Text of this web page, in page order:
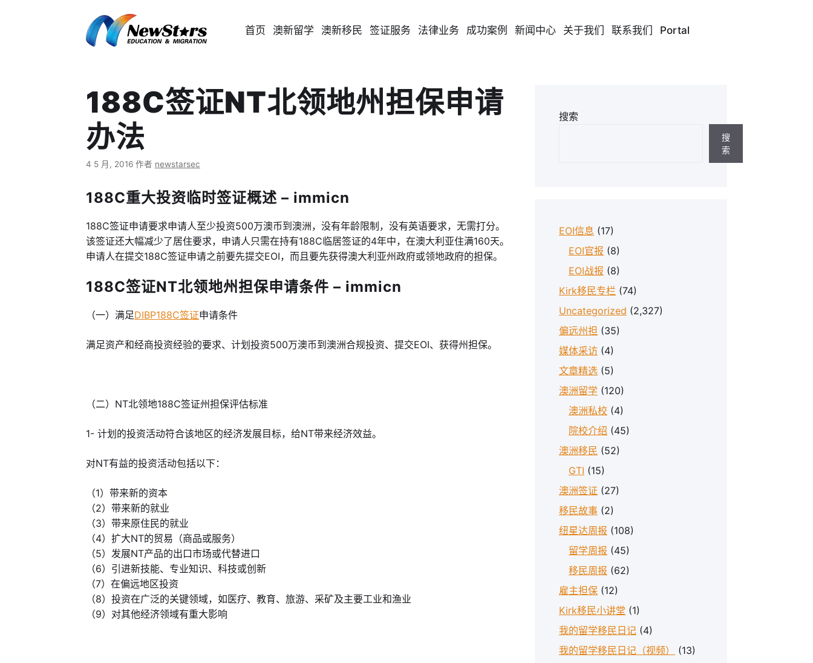
首页 澳新留学 澳新移民 签证服务 法律业务 成功案例 新闻中心 关于我们 联系我们 Portal
188C签证NT北领地州担保申请
办法
4 5 月, 2016 作者 newstarsec
188C重大投资临时签证概述 – immicn
188C签证申请要求申请人至少投资500万澳币到澳洲，没有年龄限制，没有英语要求，无需打分。
该签证还大幅减少了居住要求，申请人只需在持有188C临居签证的4年中，在澳大利亚住满160天。
申请人在提交188C签证申请之前要先提交EOI，而且要先获得澳大利亚州政府或领地政府的担保。
188C签证NT北领地州担保申请条件 – immicn
（一）满足DIBP188C签证申请条件
满足资产和经商投资经验的要求、计划投资500万澳币到澳洲合规投资、提交EOI、获得州担保。
（二）NT北领地188C签证州担保评估标准
1- 计划的投资活动符合该地区的经济发展目标，给NT带来经济效益。
对NT有益的投资活动包括以下：
（1）带来新的资本
（2）带来新的就业
（3）带来原住民的就业
（4）扩大NT的贸易（商品或服务）
（5）发展NT产品的出口市场或代替进口
（6）引进新技能、专业知识、科技或创新
（7）在偏远地区投资
（8）投资在广泛的关键领域，如医疗、教育、旅游、采矿及主要工业和渔业
（9）对其他经济领域有重大影响
搜索
搜
索
EOI信息 (17)
EOI官报 (8)
EOI战报 (8)
Kirk移民专栏 (74)
Uncategorized (2,327)
偏远州担 (35)
媒体采访 (4)
文章精选 (5)
澳洲留学 (120)
澳洲私校 (4)
院校介绍 (45)
澳洲移民 (52)
GTI (15)
澳洲签证 (27)
移民故事 (2)
纽星达周报 (108)
留学周报 (45)
移民周报 (62)
雇主担保 (12)
Kirk移民小讲堂 (1)
我的留学移民日记 (4)
我的留学移民日记（视频）
(13)